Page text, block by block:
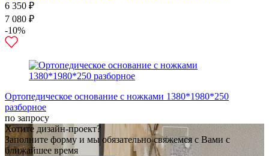
6 350 ₽
7 080 ₽
-10%
Ортопедическое основание с ножками 1380*1980*250
разборное
по запросу
Хотите дизайн-проект?
Заполните форму и мы обязательно свяжемся с Вами с
ближайшее время